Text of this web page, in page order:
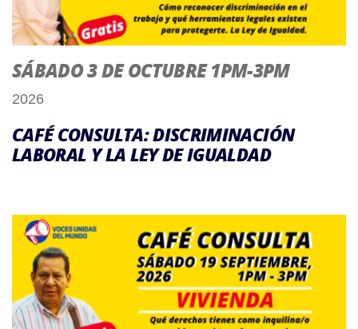
SÁBADO 3 DE OCTUBRE 1PM-3PM
2026
CAFÉ CONSULTA: DISCRIMINACIÓN
LABORAL Y LA LEY DE IGUALDAD